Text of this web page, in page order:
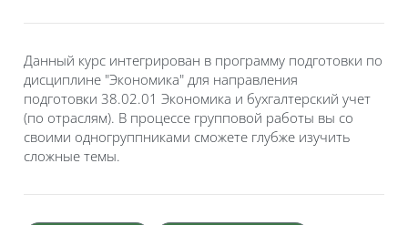
Данный курс интегрирован в программу подготовки по
дисциплине "Экономика" для направления
подготовки 38.02.01 Экономика и бухгалтерский учет
(по отраслям). В процессе групповой работы вы со
своими одногруппниками сможете глубже изучить
сложные темы.